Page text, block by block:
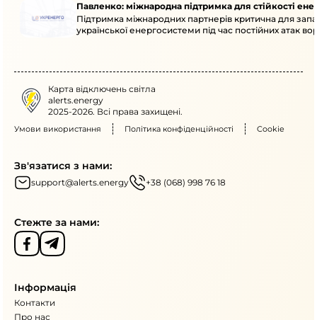
Павленко: міжнародна підтримка для стійкості
Підтримка міжнародних партнерів критична для
української енергосистеми під час постійних атак
Карта відключень світла
alerts.energy
2025-2026. Всі права захищені.
Умови використання Політика конфіденційності Cookie
Зв'язатися з нами:
support@alerts.energy +38 (068) 998 76 18
Стежте за нами:
Інформація
Контакти
Про нас